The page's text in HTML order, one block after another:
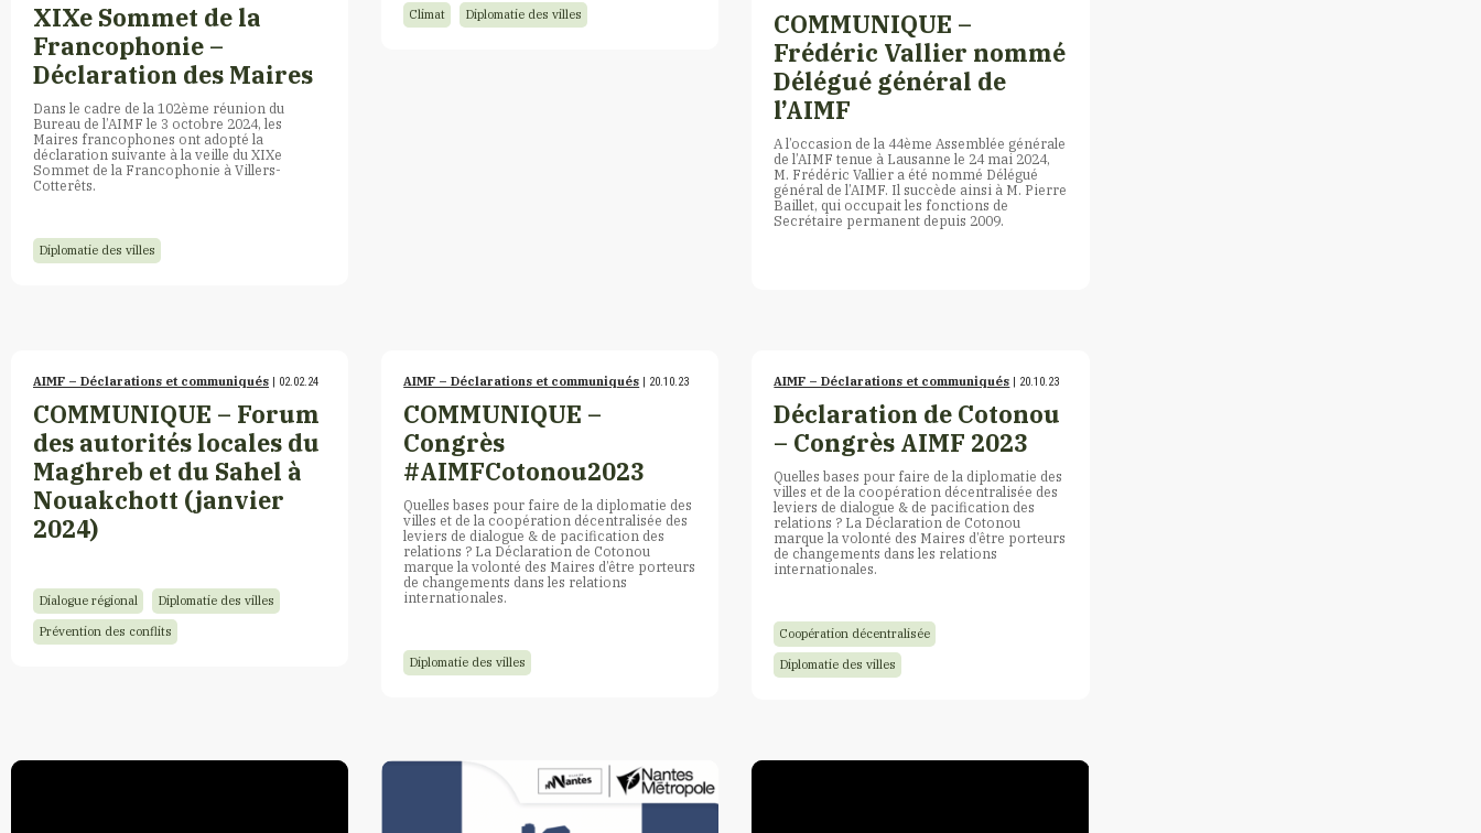
XIXe Sommet de la
Francophonie –
Déclaration des Maires
Dans le cadre de la 102ème réunion du
Bureau de l’AIMF le 3 octobre 2024, les
Maires francophones ont adopté la
déclaration suivante à la veille du XIXe
Sommet de la Francophonie à Villers-
Cotterêts.
Diplomatie des villes
Climat Diplomatie des villes
COMMUNIQUE –
Frédéric Vallier nommé
Délégué général de
l’AIMF
A l’occasion de la 44ème Assemblée générale
de l’AIMF tenue à Lausanne le 24 mai 2024,
M. Frédéric Vallier a été nommé Délégué
général de l’AIMF. Il succède ainsi à M. Pierre
Baillet, qui occupait les fonctions de
Secrétaire permanent depuis 2009.
AIMF – Déclarations et communiqués | 02.02.24
COMMUNIQUE – Forum
des autorités locales du
Maghreb et du Sahel à
Nouakchott (janvier
2024)
Dialogue régional
Diplomatie des villes
Prévention des conflits
AIMF – Déclarations et communiqués | 20.10.23
COMMUNIQUE –
Congrès
#AIMFCotonou2023
Quelles bases pour faire de la diplomatie des
villes et de la coopération décentralisée des
leviers de dialogue & de pacification des
relations ? La Déclaration de Cotonou
marque la volonté des Maires d’être porteurs
de changements dans les relations
internationales.
Diplomatie des villes
AIMF – Déclarations et communiqués | 20.10.23
Déclaration de Cotonou
– Congrès AIMF 2023
Quelles bases pour faire de la diplomatie des
villes et de la coopération décentralisée des
leviers de dialogue & de pacification des
relations ? La Déclaration de Cotonou
marque la volonté des Maires d’être porteurs
de changements dans les relations
internationales.
Coopération décentralisée
Diplomatie des villes